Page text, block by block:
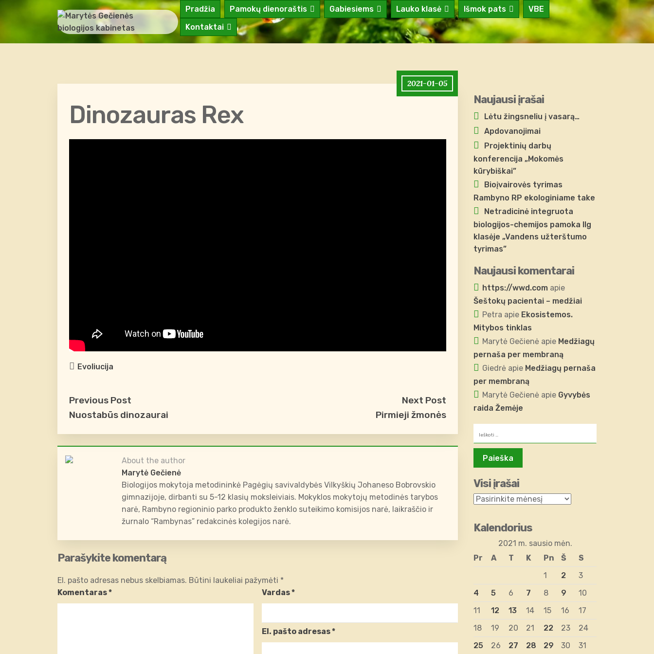
Pradžia Pamokų dienoraštis Gabiesiems Lauko klasė Išmok pats
VBE
Kontaktai
2021-01-05
Dinozauras Rex
Evoliucija
Previous Post
Nuostabūs dinozaurai
Next Post
Pirmieji žmonės
About the author
Marytė Gečienė
Biologijos mokytoja metodininkė Pagėgių savivaldybės Vilkyškių Johaneso Bobrovskio
gimnazijoje, dirbanti su 5-12 klasių moksleiviais. Mokyklos mokytojų metodinės tarybos
narė, Rambyno regioninio parko produkto ženklo suteikimo komisijos narė, laikraščio ir
žurnalo “Rambynas” redakcinės kolegijos narė.
Parašykite komentarą
El. pašto adresas nebus skelbiamas. Būtini laukeliai pažymėti *
Komentaras* Vardas*
El. pašto adresas*
Naujausi įrašai
Lėtu žingsneliu į vasarą…
Apdovanojimai
Projektinių darbų
konferencija „Mokomės
kūrybiškai”
Bioįvairovės tyrimas
Rambyno RP ekologiniame take
Netradicinė integruota
biologijos-chemijos pamoka IIg
klasėje „Vandens užterštumo
tyrimas”
Naujausi komentarai
https://wwd.com apie
Šeštokų pacientai – medžiai
Petra apie Ekosistemos.
Mitybos tinklas
Marytė Gečienė apie Medžiagų
pernaša per membraną
Giedrė apie Medžiagų pernaša
per membraną
Marytė Gečienė apie Gyvybės
raida Žemėje
Visi įrašai
Kalendorius
2021 m. sausio mėn.
Pr
A T K Pn Š
S
1
2
3
4
5 6 7 8 9
10
11
12 13 14 15 16
17
18
19 20 21 22 23
24
25
26 27 28 29 30 31